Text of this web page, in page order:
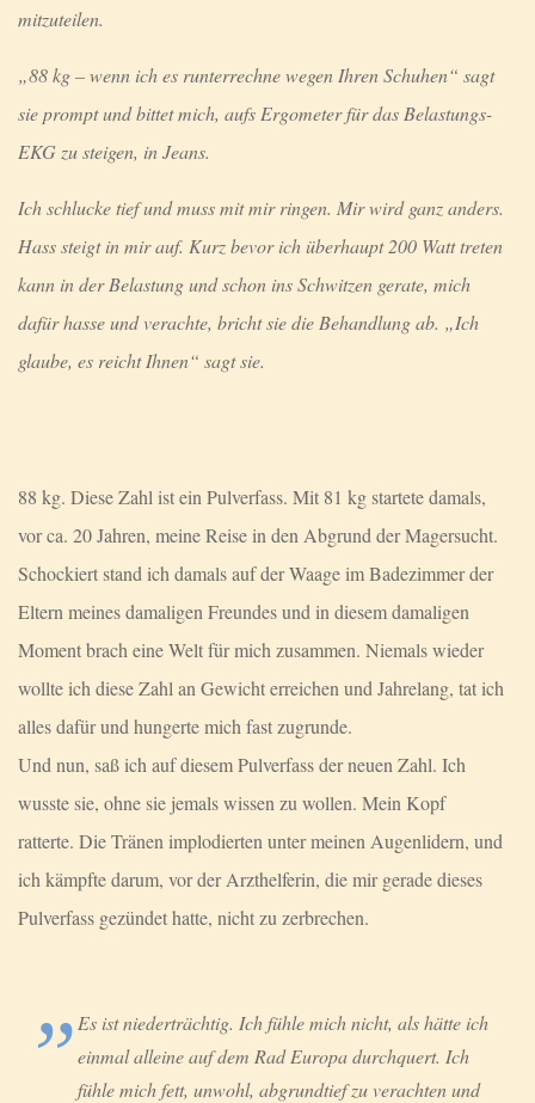
mitzuteilen.
„88 kg – wenn ich es runterrechne wegen Ihren Schuhen“ sagt
sie prompt und bittet mich, aufs Ergometer für das Belastungs-
EKG zu steigen, in Jeans.
Ich schlucke tief und muss mit mir ringen. Mir wird ganz anders.
Hass steigt in mir auf. Kurz bevor ich überhaupt 200 Watt treten
kann in der Belastung und schon ins Schwitzen gerate, mich
dafür hasse und verachte, bricht sie die Behandlung ab. „Ich
glaube, es reicht Ihnen“ sagt sie.
88 kg. Diese Zahl ist ein Pulverfass. Mit 81 kg startete damals,
vor ca. 20 Jahren, meine Reise in den Abgrund der Magersucht.
Schockiert stand ich damals auf der Waage im Badezimmer der
Eltern meines damaligen Freundes und in diesem damaligen
Moment brach eine Welt für mich zusammen. Niemals wieder
wollte ich diese Zahl an Gewicht erreichen und Jahrelang, tat ich
alles dafür und hungerte mich fast zugrunde.
Und nun, saß ich auf diesem Pulverfass der neuen Zahl. Ich
wusste sie, ohne sie jemals wissen zu wollen. Mein Kopf
ratterte. Die Tränen implodierten unter meinen Augenlidern, und
ich kämpfte darum, vor der Arzthelferin, die mir gerade dieses
Pulverfass gezündet hatte, nicht zu zerbrechen.
Es ist niederträchtig. Ich fühle mich nicht, als hätte ich
einmal alleine auf dem Rad Europa durchquert. Ich
fühle mich fett, unwohl, abgrundtief zu verachten und